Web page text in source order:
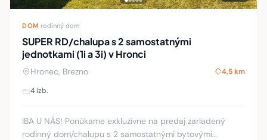
DOM rodinný dom
SUPER RD/chalupa s 2 samostatnými
jednotkami (1i a 3i) v Hronci
Hronec, Brezno 4,5 km
4 izb.
IBA U NÁS! Ponúkame exkluzívne na predaj zariadený
rodinný dom/chalupu s 2 samostatnými bytovými